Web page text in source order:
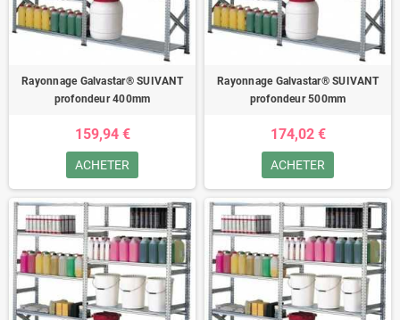
Rayonnage Galvastar® SUIVANT
profondeur 400mm
159,94 €
ACHETER
Rayonnage Galvastar® SUIVANT
profondeur 500mm
174,02 €
ACHETER